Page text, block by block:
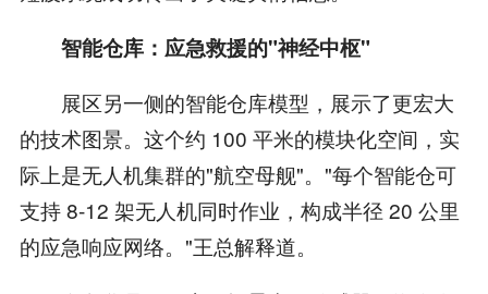
智能仓库：应急救援的"神经中枢"
展区另一侧的智能仓库模型，展示了更宏大
的技术图景。这个约 100 平米的模块化空间，实
际上是无人机集群的"航空母舰"。"每个智能仓可
支持 8-12 架无人机同时作业，构成半径 20 公里
的应急响应网络。"王总解释道。